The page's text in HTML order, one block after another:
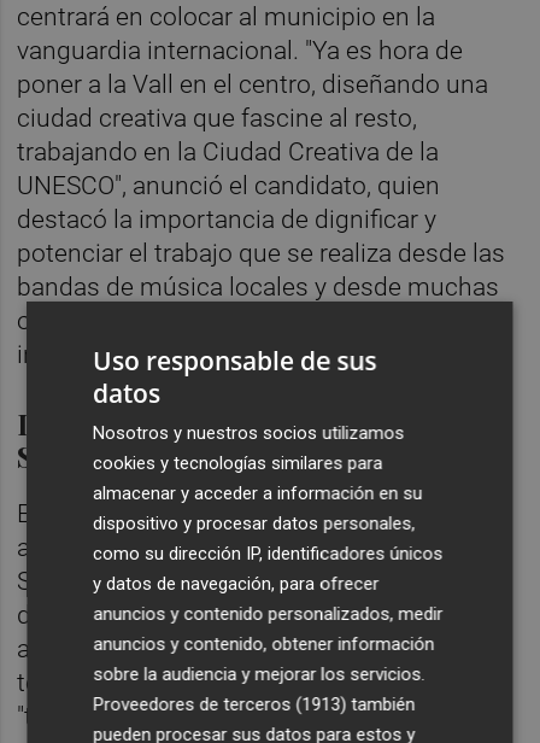
centrará en colocar al municipio en la
vanguardia internacional. "Ya es hora de
poner a la Vall en el centro, diseñando una
ciudad creativa que fascine al resto,
trabajando en la Ciudad Creativa de la
UNESCO", anunció el candidato, quien
destacó la importancia de dignificar y
potenciar el trabajo que se realiza desde las
bandas de música locales y desde muchas
otras entidades que trabajan de manera
incansable por el territorio desde la Vall.
La creación de una concejalía de
Sectores Productivos
En el eje social y económico, Marques
apostó por la creación de la Concejalía de
Sectores Productivos, un nuevo
departamento para poner en valor la
agricultura, la industria, el comercio y el
tejido social. En este sentido, afirmó que
"tenemos que trabajar para poner en el
Uso responsable de sus
datos
Nosotros y nuestros socios utilizamos
cookies y tecnologías similares para
almacenar y acceder a información en su
dispositivo y procesar datos personales,
como su dirección IP, identificadores únicos
y datos de navegación, para ofrecer
anuncios y contenido personalizados, medir
anuncios y contenido, obtener información
sobre la audiencia y mejorar los servicios.
Proveedores de terceros (1913) también
pueden procesar sus datos para estos y